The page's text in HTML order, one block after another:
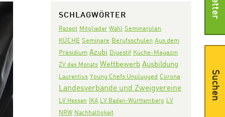
SCHLAGWÖRTER
Rezept Mitglieder Wahl Seminarplan
KÜCHE Seminare Berufsschulen Aus dem
Präsidium Azubi Digestif Küche-Magazin
ZV des Monats Wettbewerb Ausbildung
Laurentius Young Chefs Unplugged Corona
Landesverbände und Zweigvereine
LV Hessen IKA LV Baden-Württemberg LV
NRW Nachhaltigkeit
Suchen